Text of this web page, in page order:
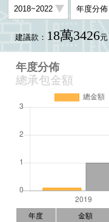
建議款： 18萬3426元
年度分佈
總承包金額
年度 金額